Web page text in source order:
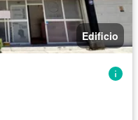
Edificio